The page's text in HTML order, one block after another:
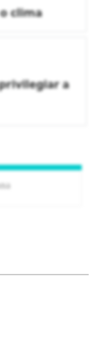
clima
a